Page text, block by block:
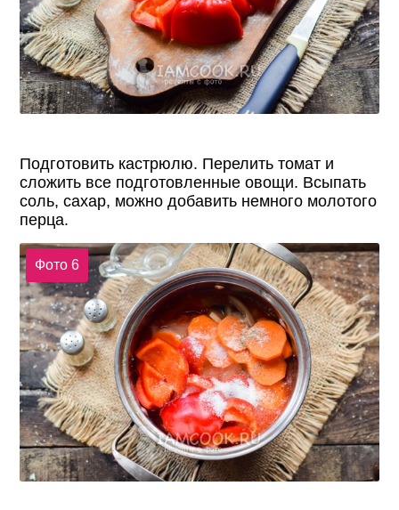
Подготовить кастрюлю. Перелить томат и
сложить все подготовленные овощи. Всыпать
соль, сахар, можно добавить немного молотого
перца.
Фото 6